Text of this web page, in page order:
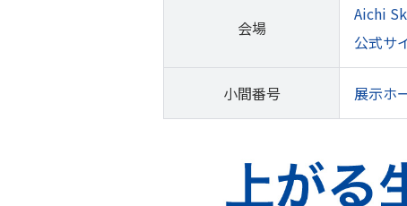
会場
Aichi
公式サ
小間番号 展示ホ